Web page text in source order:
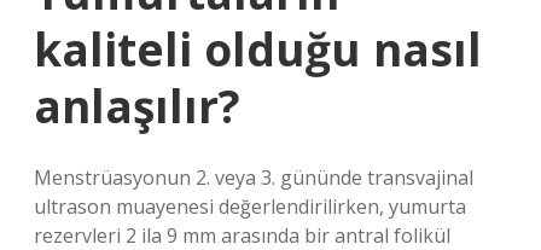
kaliteli olduğu nasıl
anlaşılır?
Menstrüasyonun 2. veya 3. gününde transvajinal
ultrason muayenesi değerlendirilirken, yumurta
rezervleri 2 ila 9 mm arasında bir antral folikül